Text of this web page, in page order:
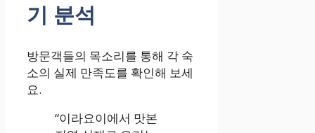
기 분석
방문객들의 목소리를 통해 각 숙
소의 실제 만족도를 확인해 보세
요.
“이라요이에서 맛본